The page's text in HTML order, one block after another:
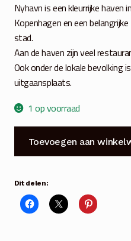
Nyhavn is een kleurrijke haven
Kopenhagen en een
stad.
Aan de haven zijn veel
Ook onder de lokale bevolking
uitgaansplaats.
1 op voorraad
Nyhavn
waxinelichtje
oud
blauw
Toevoegen aan
Dit delen: